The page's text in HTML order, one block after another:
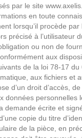
par le site
en toute
lorsqu’il procède
précisé à l’utilisateur
ou non de
aux
de la loi 78-17 du
aux fichiers et
d’un droit d’accès,
données personnelles
demande écrite et
copie du titre
de la pièce, en